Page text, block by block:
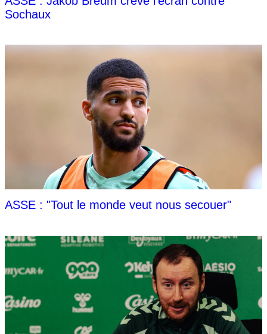
Sochaux
ASSE : "Tout le monde veut nous secouer"